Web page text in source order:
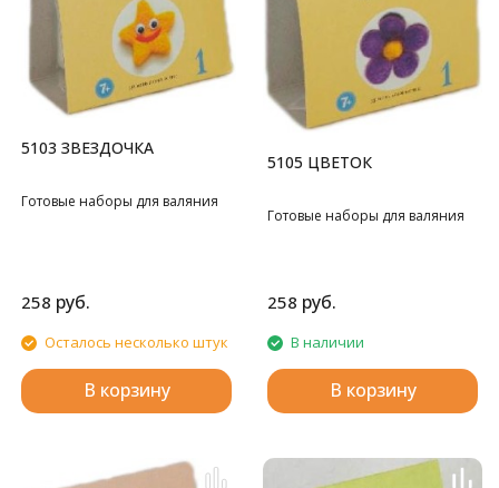
5103 ЗВЕЗДОЧКА
Готовые наборы для валяния
258 руб.
Осталось несколько штук
В корзину
5105 ЦВЕТОК
Готовые наборы для валяния
258 руб.
В наличии
В корзину